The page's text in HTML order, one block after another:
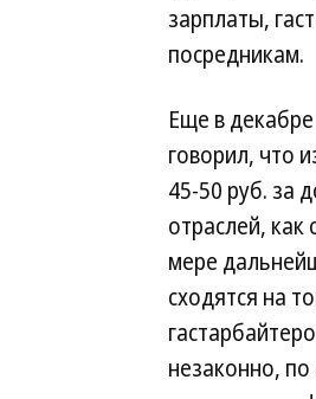
зарплаты,
посредникам.
Еще в
говорил, что
45-50 руб. за
отраслей,
мере
сходятся на
незаконно,